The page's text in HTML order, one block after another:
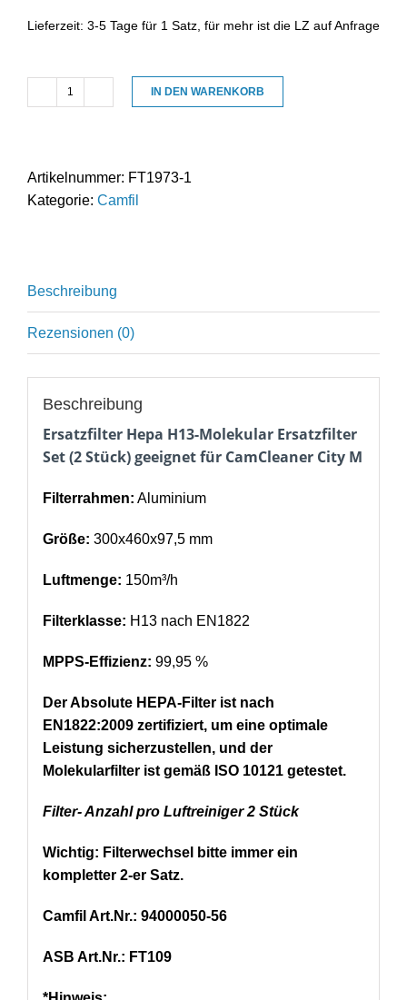
Lieferzeit: 3-5 Tage für 1 Satz, für mehr ist die LZ auf Anfrage
Molekular
Ersatzfilter
geeignet
CamCleaner
City
M
Menge
IN DEN WARENKORB
Artikelnummer: FT1973-1
Kategorie: Camfil
Beschreibung
Rezensionen (0)
Beschreibung
Ersatzfilter Hepa H13-Molekular Ersatzfilter
Set (2 Stück) geeignet für CamCleaner City M
Filterrahmen: Aluminium
Größe: 300x460x97,5 mm
Luftmenge: 150m³/h
Filterklasse: H13 nach EN1822
MPPS-Effizienz: 99,95 %
Der Absolute HEPA-Filter ist nach
EN1822:2009 zertifiziert, um eine optimale
Leistung sicherzustellen, und der
Molekularfilter ist gemäß ISO 10121 getestet.
Filter- Anzahl pro Luftreiniger 2 Stück
Wichtig: Filterwechsel bitte immer ein
kompletter 2-er Satz.
Camfil Art.Nr.: 94000050-56
ASB Art.Nr.: FT109